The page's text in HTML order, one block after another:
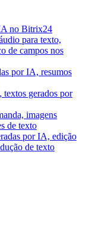
no Bitrix24
para texto,
de campos nos
por IA, resumos
textos gerados por
imagens
de texto
por IA, edição
de texto